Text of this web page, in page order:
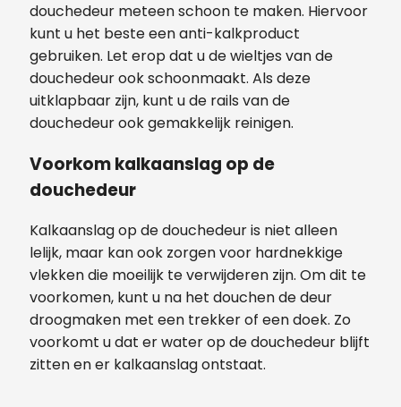
douchedeur meteen schoon te maken. Hiervoor
kunt u het beste een anti-kalkproduct
gebruiken. Let erop dat u de wieltjes van de
douchedeur ook schoonmaakt. Als deze
uitklapbaar zijn, kunt u de rails van de
douchedeur ook gemakkelijk reinigen.
Voorkom kalkaanslag op de
douchedeur
Kalkaanslag op de douchedeur is niet alleen
lelijk, maar kan ook zorgen voor hardnekkige
vlekken die moeilijk te verwijderen zijn. Om dit te
voorkomen, kunt u na het douchen de deur
droogmaken met een trekker of een doek. Zo
voorkomt u dat er water op de douchedeur blijft
zitten en er kalkaanslag ontstaat.